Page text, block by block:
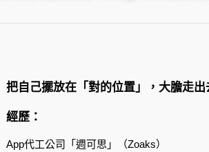
把自己擺放在「對的位置」，大膽走出
經歷：
App代工公司「週可思」（Zoaks）